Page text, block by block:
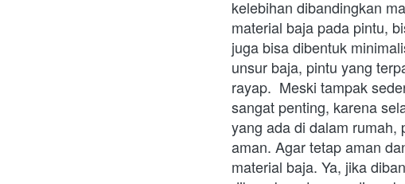
kelebihan dibandingkan
material baja pada pintu,
juga bisa dibentuk
unsur baja, pintu yang
rayap.  Meski tampak
sangat penting, karena
yang ada di dalam rumah,
aman. Agar tetap aman
material baja. Ya, jika